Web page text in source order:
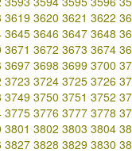
3619 3620 3621 3622
3645 3646 3647 3648
3671 3672 3673 3674
3697 3698 3699 3700
3723 3724 3725 3726
3749 3750 3751 3752
3775 3776 3777 3778
3801 3802 3803 3804
3827 3828 3829 3830